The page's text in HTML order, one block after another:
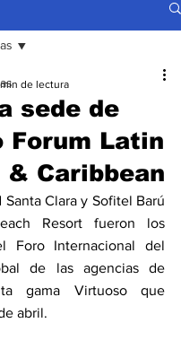
sede de
Forum Latin
Caribbean
de lectura
Clara y Sofitel Barú
Resort fueron los
Foro Internacional del
de las agencias de
gama Virtuoso que
abril.